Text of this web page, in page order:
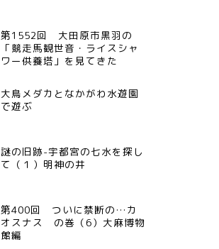
第1552回 大田原市黒羽の
「競走馬観世音・ライスシャ
ワー供養塔」を見てきた
大鳥メダカとなかがわ水遊園
で遊ぶ
謎の旧跡-宇都宮の七水を探し
て（１）明神の井
第400回 ついに禁断の…カ
オスナス の巻（6）大麻博物
館編